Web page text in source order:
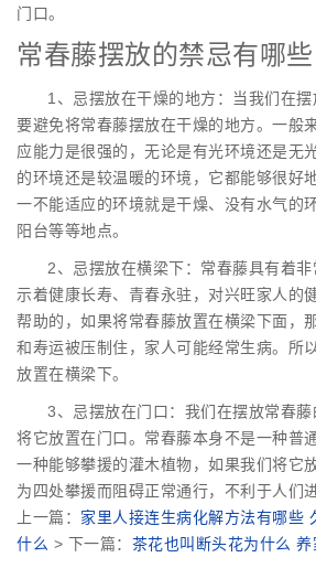
门口。
常春藤摆放的禁忌有哪些
1、忌摆放在干燥的地方：当我们在
要避免将常春藤摆放在干燥的地方。一般
应能力是很强的，无论是有光环境还是无
的环境还是较温暖的环境，它都能够很好
一不能适应的环境就是干燥、没有水气的
阳台等等地点。
2、忌摆放在横梁下：常春藤具有着
示着健康长寿、青春永驻，对兴旺家人的
帮助的，如果将常春藤放置在横梁下面，
和寿运被压制住，家人可能经常生病。所
放置在横梁下。
3、忌摆放在门口：我们在摆放常春
将它放置在门口。常春藤本身不是一种普
一种能够攀援的灌木植物，如果我们将它
为四处攀援而阻碍正常通行，不利于人们
上一篇： 家里人接连生病化解方法有哪些
什么 > 下一篇： 茶花也叫断头花为什么